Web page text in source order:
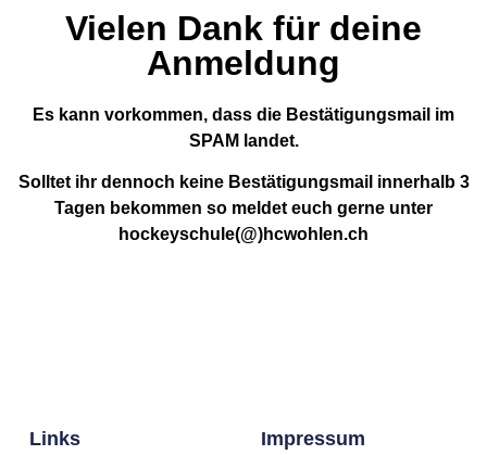
Vielen Dank für deine
Anmeldung
Es kann vorkommen, dass die Bestätigungsmail im
SPAM landet.
Solltet ihr dennoch keine Bestätigungsmail innerhalb 3
Tagen bekommen so meldet euch gerne unter
hockeyschule(@)hcwohlen.ch
Links Impressum